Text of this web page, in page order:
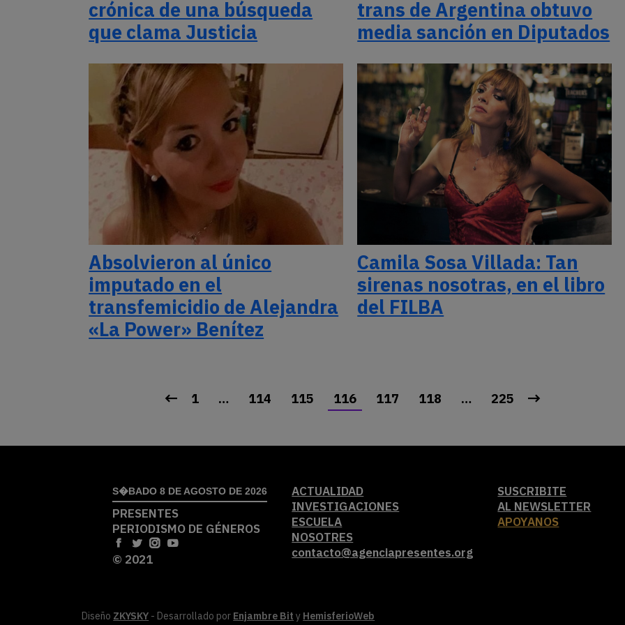
crónica de una búsqueda
que clama Justicia
trans de Argentina obtuvo
media sanción en Diputados
Absolvieron al único
imputado en el
transfemicidio de Alejandra
«La Power» Benítez
Camila Sosa Villada: Tan
sirenas nosotras, en el libro
del FILBA
1 … 114 115 116 117 118 … 225
S�BADO 8 DE AGOSTO DE 2026
PRESENTES
PERIODISMO DE GÉNEROS
© 2021
ACTUALIDAD
INVESTIGACIONES
ESCUELA
NOSOTRES
contacto@agenciapresentes.org
SUSCRIBITE
AL NEWSLETTER
APOYANOS
Diseño ZKYSKY - Desarrollado por Enjambre Bit y HemisferioWeb